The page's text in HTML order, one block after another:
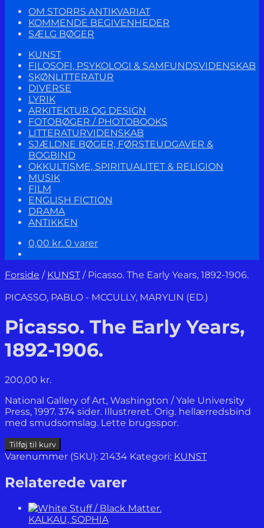
OM STORRS ANTIKVARIAT
KOMMENDE BEGIVENHEDER
SÆLG BØGER
KUNST
FILOSOFI, PSYKOLOGI & SAMFUNDSVIDENSKAB
SKØNLITTERATUR
DIVERSE
LYRIK
ARKITEKTUR OG DESIGN
FOTOBØGER / PHOTOBOOKS
LITTERATURVIDENSKAB
SJÆLDNE BØGER, FØRSTEUDGAVER &
BOGBIND
OKKULTISME, SPIRITUALITET & RELIGION
MUSIK
FILM
ENGLISH FICTION
DRAMA
ANTIKKEN
0,00 kr. 0 varer
Forside / KUNST / Picasso. The Early Years, 1892-1906.
PICASSO, PABLO - MCCULLY, MARYLIN (ED.)
Picasso. The Early Years,
1892-1906.
200,00 kr.
National Gallery of Art, Washington / Yale University
Press, 1997. 374 sider. Illustreret. Orig. hellærredsbind
med smudsomslag. Lette brugsspor.
Picasso.
The
Years,
1892-
antal
Tilføj til kurv
Varenummer (SKU): 21434 Kategori: KUNST
Relaterede varer
KALKAU, SOPHIA